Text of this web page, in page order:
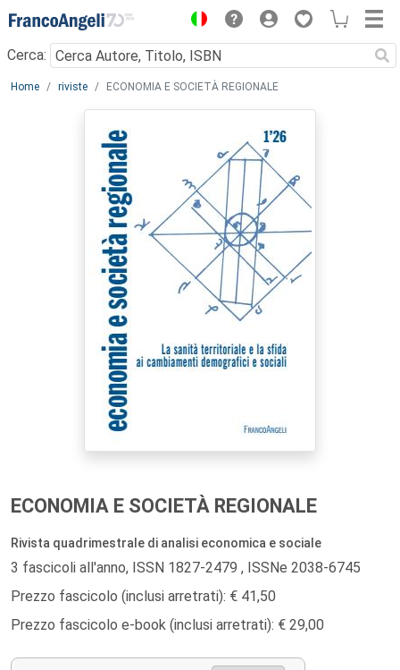
Menu
Cerca:
Main content
Home riviste ECONOMIA E SOCIETÀ REGIONALE
ECONOMIA E SOCIETÀ REGIONALE
Rivista quadrimestrale di analisi economica e sociale
3 fascicoli all'anno, ISSN 1827-2479 , ISSNe 2038-6745
Prezzo fascicolo (inclusi arretrati): € 41,50
Prezzo fascicolo e-book (inclusi arretrati): € 29,00